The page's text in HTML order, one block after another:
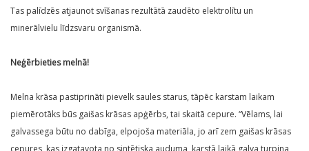
Tas palīdzēs atjaunot svīšanas rezultātā zaudēto elektrolītu un
minerālvielu līdzsvaru organismā.
Neģērbieties melnā!
Melna krāsa pastiprināti pievelk saules starus, tāpēc karstam laikam
piemērotāks būs gaišas krāsas apģērbs, tai skaitā cepure. “Vēlams, lai
galvassega būtu no dabīga, elpojoša materiāla, jo arī zem gaišas krāsas
cepures, kas izgatavota no sintētiska auduma, karstā laikā galva turpina